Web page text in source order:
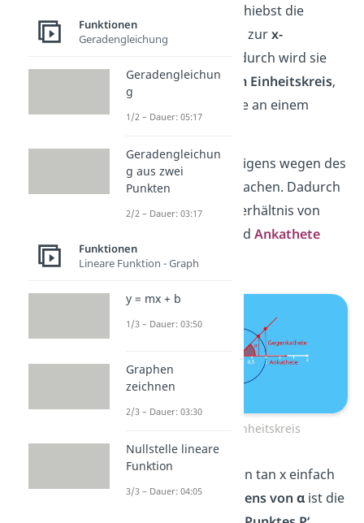
Trick an: Du verschiebst die
Gegenkathete
bis zurx-
. Dadurch wird sie
zurTangente vom Einheitskreis,
d.h. sie berührt sie an einem
Du darfst das übrigens wegen des
Strahlensatzes
machen. Dadurch
ändert sich das Verhältnis von
undAnkathete
nicht.
Tangens Einheitskreis
Jetzt kannst du den tan x einfach
ablesen. Der
Tangens von α ist die
Funktionen
Geradengleichung
Geradengleichun
g
1/2 – Dauer: 05:17
Geradengleichun
g aus zwei
Punkten
2/2 – Dauer: 03:17
Funktionen
Lineare Funktion - Graph
y = mx + b
1/3 – Dauer: 03:50
Graphen
zeichnen
2/3 – Dauer: 03:30
Nullstelle lineare
Funktion
3/3 – Dauer: 04:05